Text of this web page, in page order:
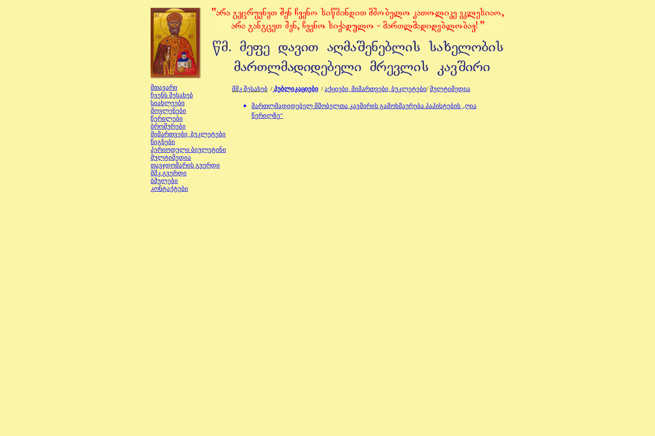
მთავარი
ჩვენს შესახებ
სიახლეები
მოვლენები
წერილები
ბროშურები
მიმართვები, ბუკლეტები
წიგნები
პერიოდული ბიულეტინი
მულტიმედია
თავჯდომარის გვერდი
მშკ გვერდი
ბმულები
კონტაქტები
მშკ შესახებ / პუბლიკაციები / აქციები, მიმართვები, ბუკლეტები/ მულტიმედია
მართლმადიდებელ მშობელთა კავშირის გამოხმაურება პაპისტების „ღია
წერილზე“